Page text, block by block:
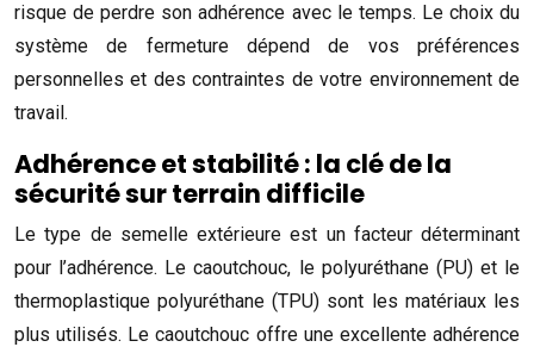
risque de perdre son adhérence avec le temps. Le choix du
système de fermeture dépend de vos préférences
personnelles et des contraintes de votre environnement de
travail.
Adhérence et stabilité : la clé de la
sécurité sur terrain difficile
Le type de semelle extérieure est un facteur déterminant
pour l’adhérence. Le caoutchouc, le polyuréthane (PU) et le
thermoplastique polyuréthane (TPU) sont les matériaux les
plus utilisés. Le caoutchouc offre une excellente adhérence